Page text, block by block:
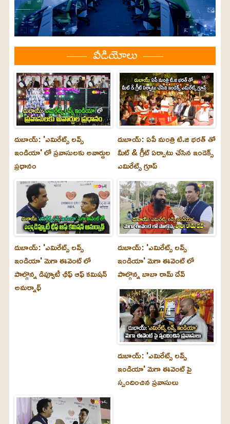
వీడియోలు
దుబాయ్: 'ఎమిరేట్స్ లవ్స్
ఇండియా' లో ప్రవాసులకు అవార్డుల
ప్రధానం
దుబాయ్: ఏపీ మంత్రి టి.జి భరత్ తో
మీట్ & గ్రీట్ ఏర్పాటు చేసిన ఇండెక్స్
ఎమిరేట్స్ గ్రూప్
దుబాయ్‌: 'ఎమిరేట్స్ లవ్స్
ఇండియా' మెగా ఈవెంట్ లో
పాల్గొన్న డిప్యూటీ ఛీఫ్ ఆఫ్ కమిషన్
అమర్నాథ్
దుబాయ్‌: 'ఎమిరేట్స్ లవ్స్
ఇండియా' మెగా ఈవెంట్ లో
పాల్గొన్న బాబా రామ్ దేవ్
దుబాయ్‌: 'ఎమిరేట్స్ లవ్స్
ఇండియా' మెగా ఈవెంట్ పై
స్పందించిన ప్రవాసులు